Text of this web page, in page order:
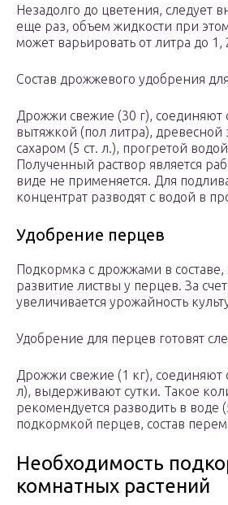
Незадолго до цветения, следует
еще раз, объем жидкости при
может варьировать от литра до 1,
Состав дрожжевого удобрения
Дрожжи свежие (30 г), соединяют
вытяжкой (пол литра), древесной
сахаром (5 ст. л.), прогретой
Полученный раствор является
виде не применяется. Для
концентрат разводят с водой в
Удобрение перцев
Подкормка с дрожжами в
развитие листвы у перцев. За
увеличивается урожайность
Удобрение для перцев готовят
Дрожжи свежие (1 кг), соединяют
л), выдерживают сутки. Такое
рекомендуется разводить в воде
подкормкой перцев, состав
Необходимость
комнатных растений